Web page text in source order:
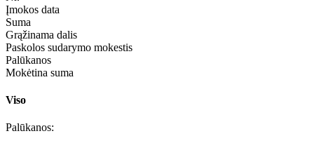
Įmokos data
Suma
Grąžinama dalis
Paskolos sudarymo mokestis
Palūkanos
Mokėtina suma
Viso
Palūkanos: